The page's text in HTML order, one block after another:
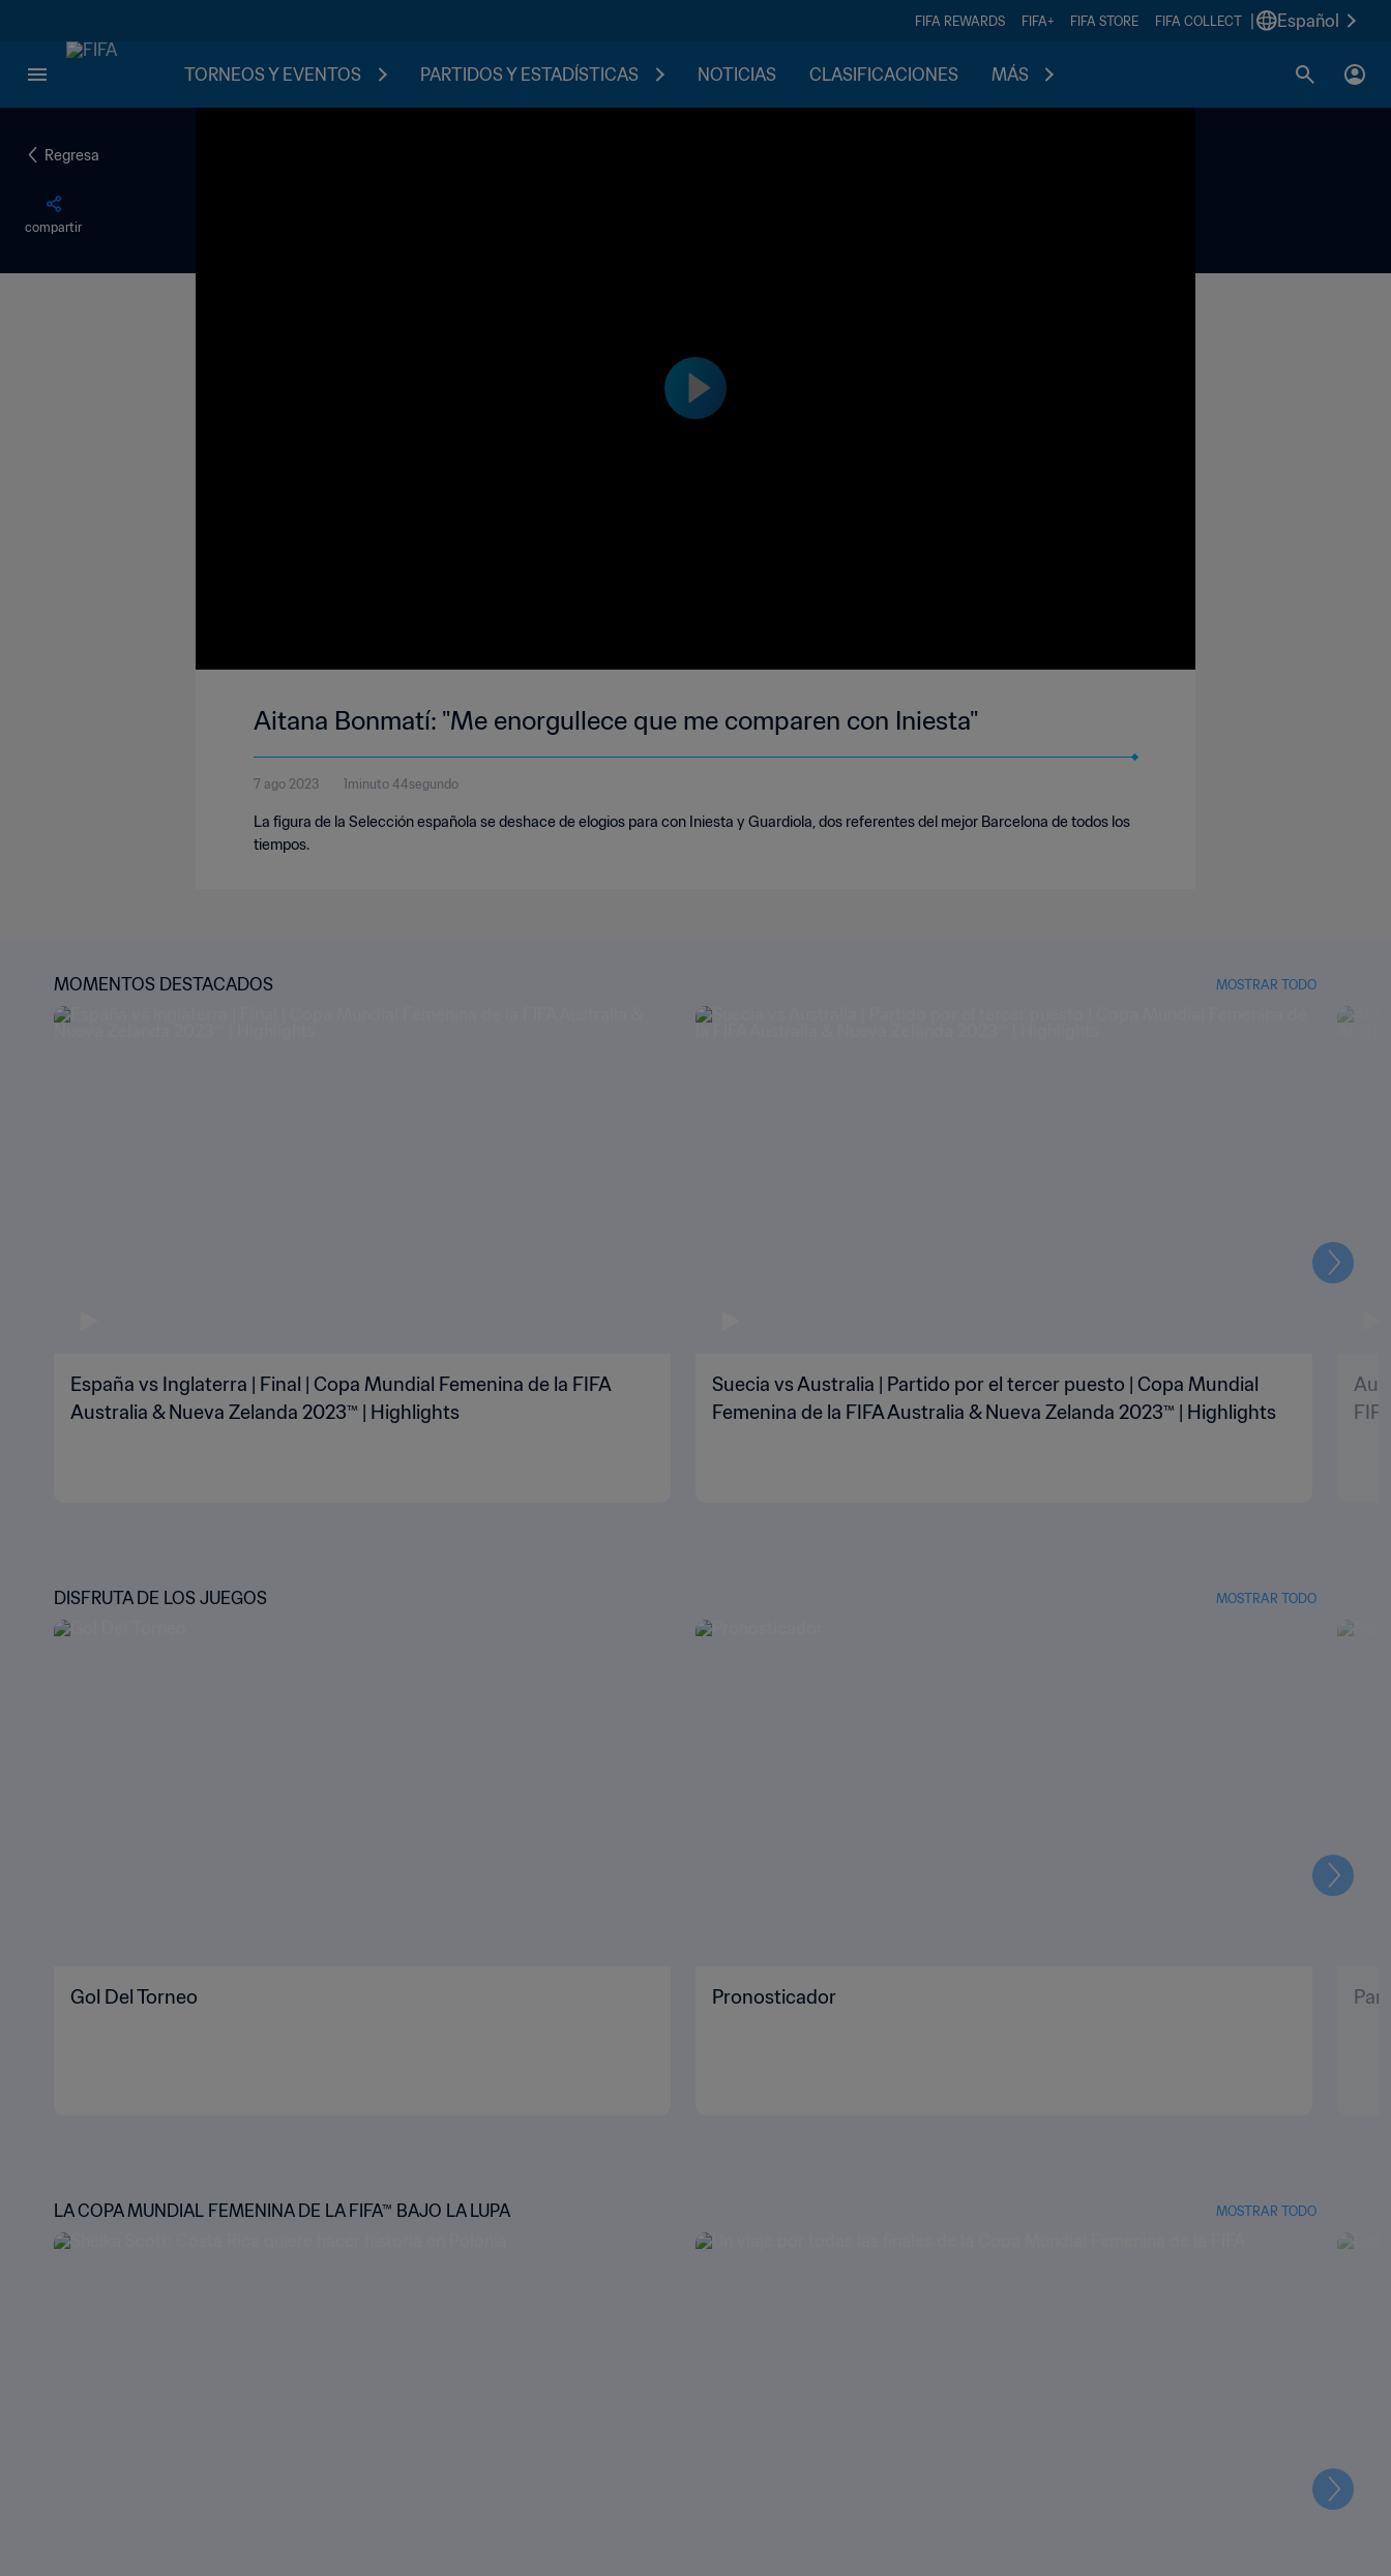
FIFA REWARDS FIFA+ FIFA STORE FIFA COLLECT Español
TORNEOS Y EVENTOS PARTIDOS Y ESTADÍSTICAS NOTICIAS CLASIFICACIONES MÁS
Regresa
compartir
Aitana Bonmatí: "Me enorgullece que me comparen con Iniesta"
7 ago 2023 1minuto 44segundo
La figura de la Selección española se deshace de elogios para con Iniesta y Guardiola, dos referentes del mejor Barcelona de todos los
tiempos.
MOMENTOS DESTACADOS MOSTRAR TODO
España vs Inglaterra | Final | Copa Mundial Femenina de la FIFA
Australia & Nueva Zelanda 2023™ | Highlights
Suecia vs Australia | Partido por el tercer puesto | Copa Mundial
Femenina de la FIFA Australia & Nueva Zelanda 2023™ | Highlights
DISFRUTA DE LOS JUEGOS MOSTRAR TODO
Gol Del Torneo Pronosticador
LA COPA MUNDIAL FEMENINA DE LA FIFA™ BAJO LA LUPA MOSTRAR TODO